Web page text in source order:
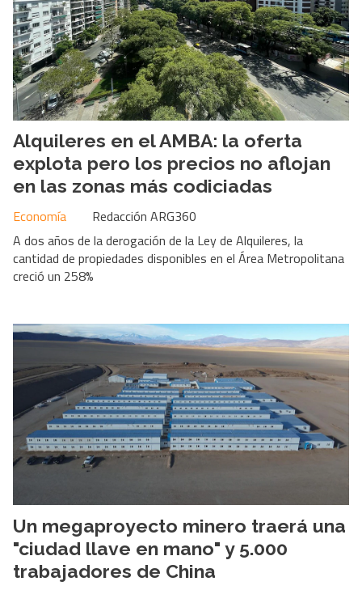
Alquileres en el AMBA: la oferta
explota pero los precios no aflojan
en las zonas más codiciadas
Redacción ARG360
Economía
A dos años de la derogación de la Ley de Alquileres, la
cantidad de propiedades disponibles en el Área Metropolitana
creció un 258%
Un megaproyecto minero traerá una
"ciudad llave en mano" y 5.000
trabajadores de China